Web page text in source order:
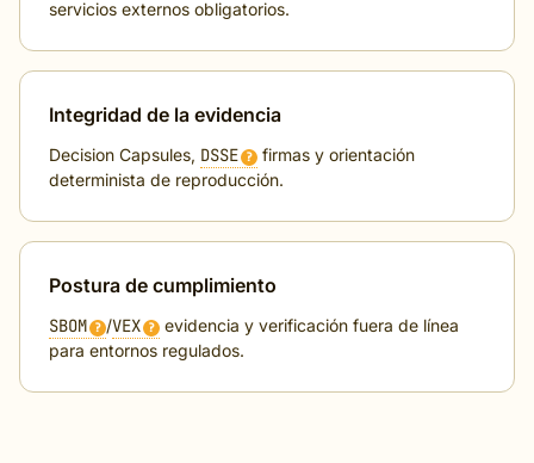
servicios externos obligatorios.
Integridad de la evidencia
Decision Capsules, DSSE ?
firmas y orientación
determinista de reproducción.
Postura de cumplimiento
SBOM ? /VEX ?
evidencia y verificación fuera de línea
para entornos regulados.